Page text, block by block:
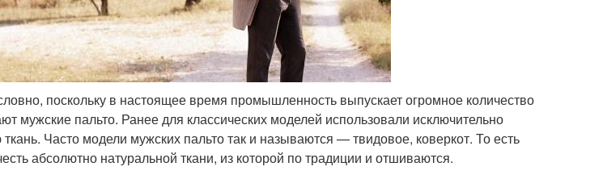
поскольку в настоящее время промышленность выпускает огромное количество
мужские пальто. Ранее для классических моделей использовали исключительно
Часто модели мужских пальто так и называются — твидовое, коверкот. То есть
абсолютно натуральной ткани, из которой по традиции и отшиваются.